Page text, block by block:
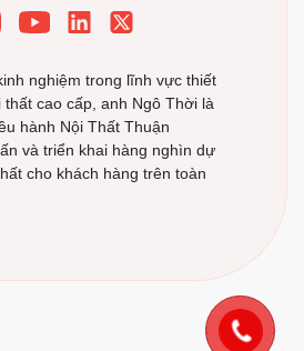
nghiệm trong lĩnh vực thiết
thất cao cấp, anh Ngô Thời là
hành Nội Thất Thuận
và triển khai hàng nghìn dự
cho khách hàng trên toàn